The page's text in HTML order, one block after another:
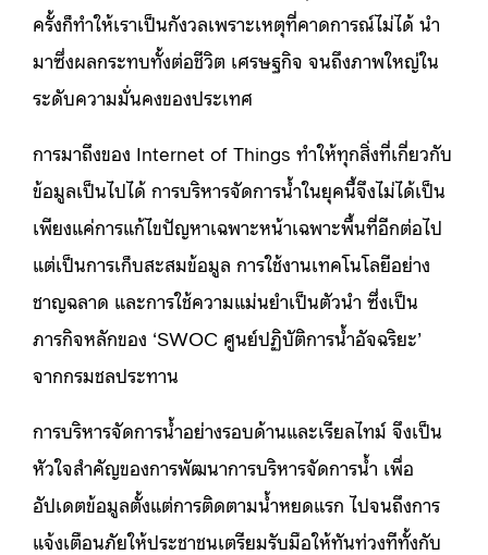
ครั้งก็ทำให้เราเป็นกังวลเพราะเหตุที่คาดการณ์ไม่ได้ นำ
มาซึ่งผลกระทบทั้งต่อชีวิต เศรษฐกิจ จนถึงภาพใหญ่ใน
ระดับความมั่นคงของประเทศ
การมาถึงของ Internet of Things ทำให้ทุกสิ่งที่เกี่ยวกับ
ข้อมูลเป็นไปได้ การบริหารจัดการน้ำในยุคนี้จึงไม่ได้เป็น
เพียงแค่การแก้ไขปัญหาเฉพาะหน้าเฉพาะพื้นที่อีกต่อไป
แต่เป็นการเก็บสะสมข้อมูล การใช้งานเทคโนโลยีอย่าง
ชาญฉลาด และการใช้ความแม่นยำเป็นตัวนำ ซึ่งเป็น
ภารกิจหลักของ ‘SWOC ศูนย์ปฏิบัติการน้ำอัจฉริยะ’
จากกรมชลประทาน
การบริหารจัดการน้ำอย่างรอบด้านและเรียลไทม์ จึงเป็น
หัวใจสำคัญของการพัฒนาการบริหารจัดการน้ำ เพื่อ
อัปเดตข้อมูลตั้งแต่การติดตามน้ำหยดแรก ไปจนถึงการ
แจ้งเตือนภัยให้ประชาชนเตรียมรับมือให้ทันท่วงทีทั้งกับ